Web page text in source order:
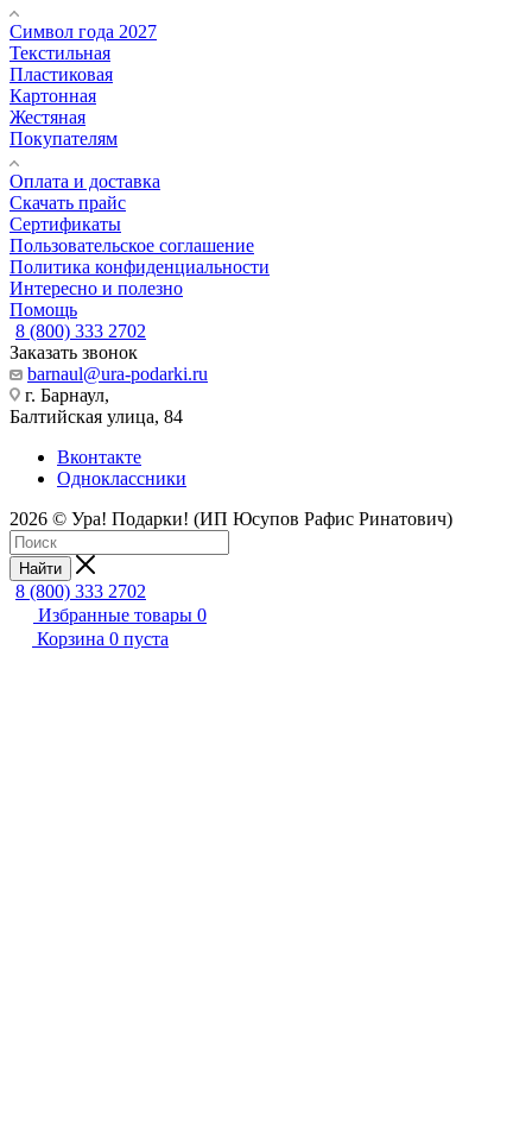
Символ года 2027
Текстильная
Пластиковая
Картонная
Жестяная
Покупателям
Оплата и доставка
Скачать прайс
Сертификаты
Пользовательское соглашение
Политика конфиденциальности
Интересно и полезно
Помощь
8 (800) 333 2702
Заказать звонок
barnaul@ura-podarki.ru
г. Барнаул,
Балтийская улица, 84
Вконтакте
Одноклассники
2026 © Ура! Подарки! (ИП Юсупов Рафис Ринатович)
Найти
8 (800) 333 2702
Избранные товары 0
Корзина 0 пуста